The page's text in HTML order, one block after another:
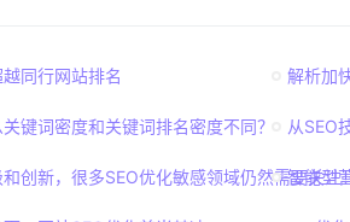
同行网站排名 解析加
键词密度和关键词排名密度不同？ 从SEO
创新，很多SEO优化敏感领域仍然需要关注
智能型